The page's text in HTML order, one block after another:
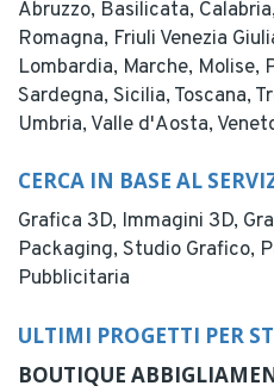
Abruzzo, Basilicata, Calabria,
Romagna, Friuli Venezia
Lombardia, Marche, Molise,
Sardegna, Sicilia, Toscana,
Umbria, Valle d'Aosta,
CERCA IN BASE AL
Grafica 3D, Immagini 3D,
Packaging, Studio Grafico,
Pubblicitaria
ULTIMI PROGETTI PER
BOUTIQUE